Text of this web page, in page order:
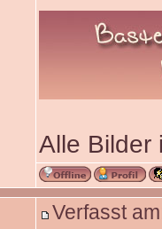
Alle Bilder
Verfasst